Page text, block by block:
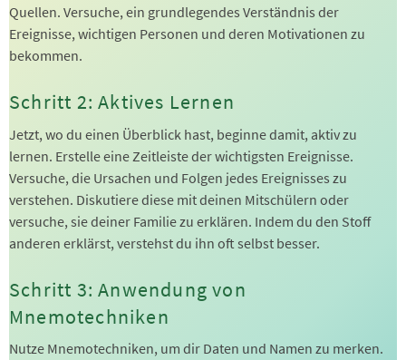
Quellen. Versuche, ein grundlegendes Verständnis der
Ereignisse, wichtigen Personen und deren Motivationen zu
bekommen.
Schritt 2: Aktives Lernen
Jetzt, wo du einen Überblick hast, beginne damit, aktiv zu
lernen. Erstelle eine Zeitleiste der wichtigsten Ereignisse.
Versuche, die Ursachen und Folgen jedes Ereignisses zu
verstehen. Diskutiere diese mit deinen Mitschülern oder
versuche, sie deiner Familie zu erklären. Indem du den Stoff
anderen erklärst, verstehst du ihn oft selbst besser.
Schritt 3: Anwendung von
Mnemotechniken
Nutze Mnemotechniken, um dir Daten und Namen zu merken.